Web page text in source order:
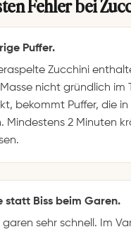
Puffer.
Zucchini
nicht gründlich im
bekommt Puffer, die in
Mindestens 2 Minuten
statt Biss beim Garen.
garen sehr schnell. Im